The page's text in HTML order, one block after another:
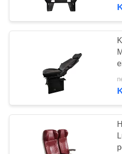
TRETEN
SIE
VERBINDUNG
NACHRICHTEN